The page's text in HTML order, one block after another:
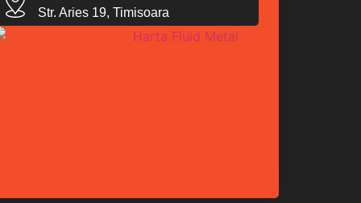
Str. Aries 19, Timisoara